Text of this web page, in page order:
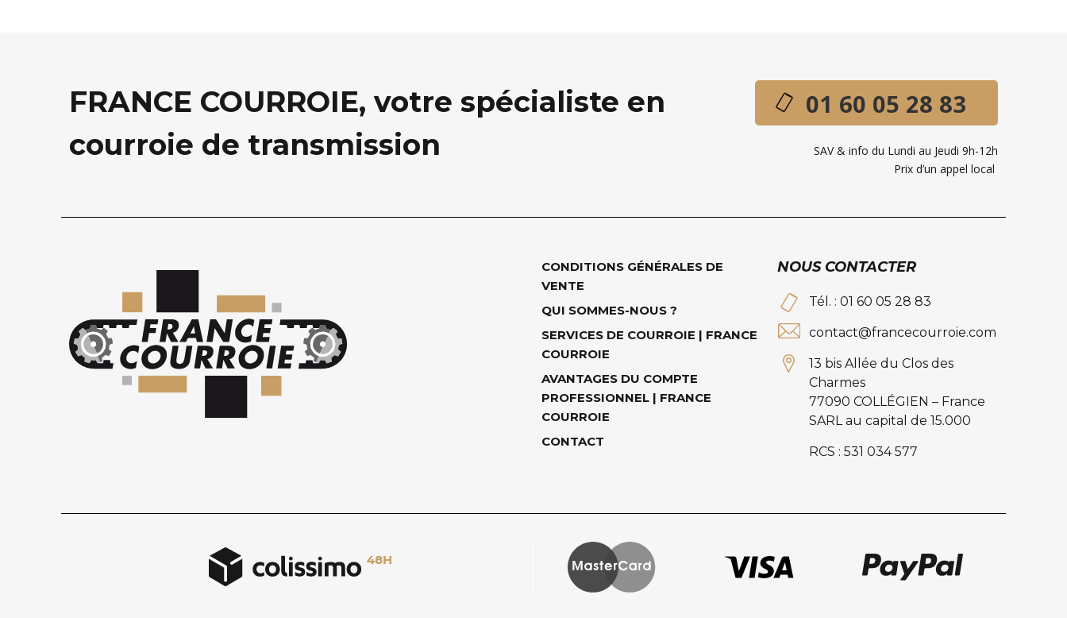
FRANCE COURROIE, votre spécialiste en
courroie de transmission
01 60 05 28 83
SAV & info du Lundi au Jeudi 9h-12h
Prix d’un appel local
CONDITIONS GÉNÉRALES DE
VENTE
QUI SOMMES-NOUS ?
SERVICES DE COURROIE | FRANCE
COURROIE
AVANTAGES DU COMPTE
PROFESSIONNEL | FRANCE
COURROIE
CONTACT
NOUS CONTACTER
Tél. : 01 60 05 28 83
contact@francecourroie.com
13 bis Allée du Clos des
Charmes
77090 COLLÉGIEN – France
SARL au capital de 15.000
RCS : 531 034 577